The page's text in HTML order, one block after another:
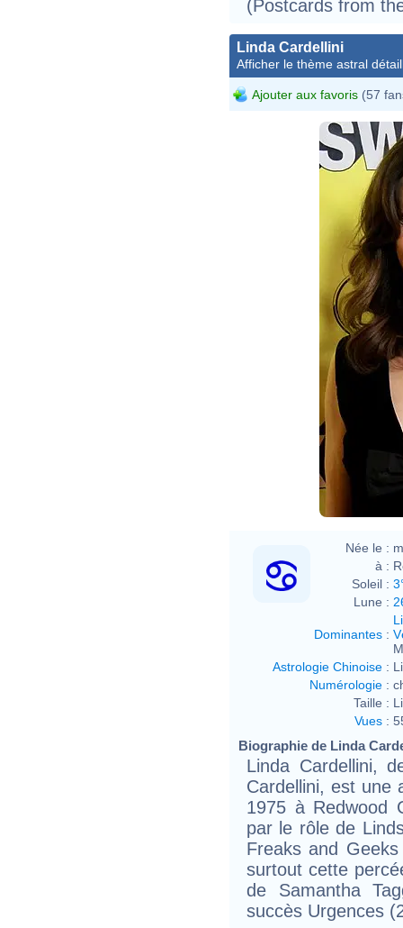
(Postcards from
Linda Cardellini
Afficher le thème astral
Ajouter aux favoris (57
Née le :
à :
Soleil :
Lune :
Dominantes :
Astrologie Chinoise :
Numérologie :
Taille :
Vues :
Biographie de Linda
Linda Cardellini,
Cardellini, est une
1975 à Redwood
par le rôle de
Freaks and
surtout cette
de Samantha
succès Urgences